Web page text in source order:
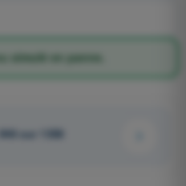
simulé en panne.
sur 1358